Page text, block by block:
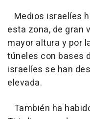
Medios israelíes
esta zona, de gran
mayor altura y por
túneles con bases
israelíes se han
elevada.
También ha